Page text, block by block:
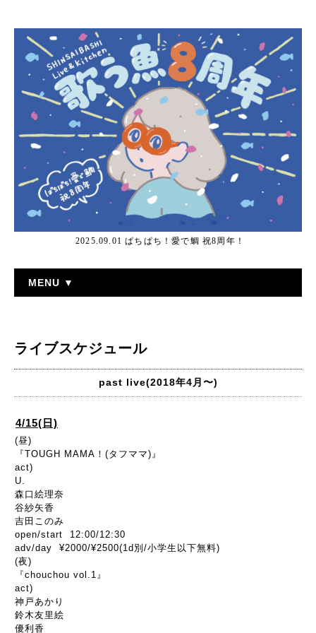
2025.09.01 ぱちぱち！愛で鯛 祝8周年！
MENU ▼
ライブスケジュール
past live(2018年4月〜)
4/15(日)
(昼)
『TOUGH MAMA！(タフママ)』
act)
U.
森口絵理奈
谷紗矢香
吉田このみ
open/start 12:00/12:30
adv/day ¥2000/¥2500(1d別/小学生以下無料)
(夜)
『chouchou vol.1』
act)
神戸あかり
鈴木友里絵
優利香